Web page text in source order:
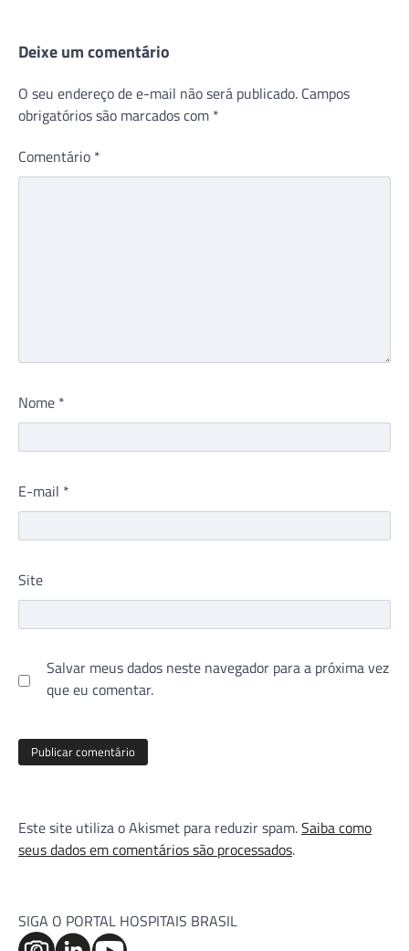
Deixe um comentário
O seu endereço de e-mail não será publicado. Campos
obrigatórios são marcados com *
Comentário *
Nome *
E-mail *
Site
Salvar meus dados neste navegador para a próxima vez
que eu comentar.
Este site utiliza o Akismet para reduzir spam.Saiba como
seus dados em comentários são processados.
SIGA O PORTAL HOSPITAIS BRASIL